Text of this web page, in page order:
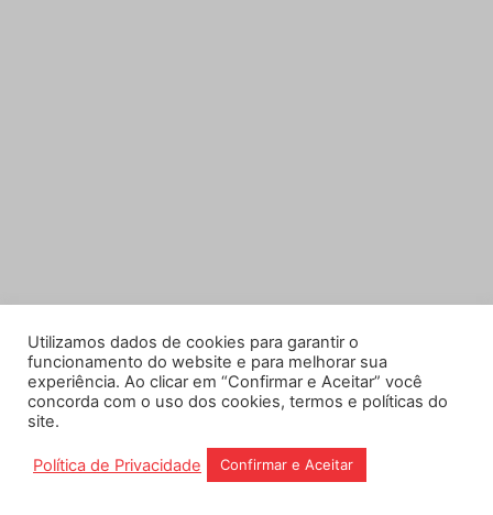
Utilizamos dados de cookies para garantir o
funcionamento do website e para melhorar sua
experiência. Ao clicar em “Confirmar e Aceitar” você
concorda com o uso dos cookies, termos e políticas do
site.
Política de Privacidade Confirmar e Aceitar